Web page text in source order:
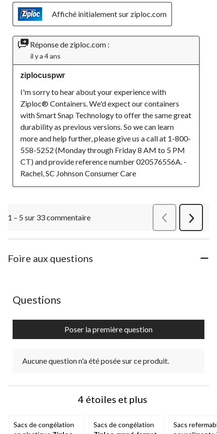
Affiché initialement sur ziploc.com
Réponse de ziploc.com :
il y a 4 ans
ziplocuspwr
I'm sorry to hear about your experience with
Ziploc® Containers. We'd expect our containers
with Smart Snap Technology to offer the same great
durability as previous versions. So we can learn
more and help further, please give us a call at 1-800-
558-5252 (Monday through Friday 8 AM to 5 PM
CT) and provide reference number 020576556A. -
Rachel, SC Johnson Consumer Care
1 – 5 sur 33 commentaire
Suivant
Foire aux questions
Aucune question n'a été posée sur ce produit.
Questions
Poser la première question
Aucune question n'a été posée sur ce produit.
4 étoiles et plus
Sacs de congélation
Sacs de congélation
Sacs